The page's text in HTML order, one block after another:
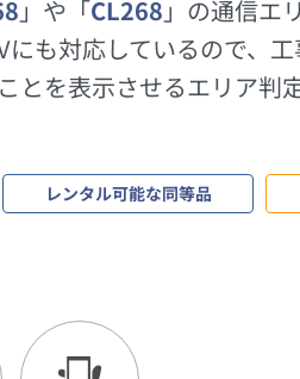
」や「CL268 」の通信エ
も対応しているので、
とを表示させるエリア判
レンタル可能な同等品